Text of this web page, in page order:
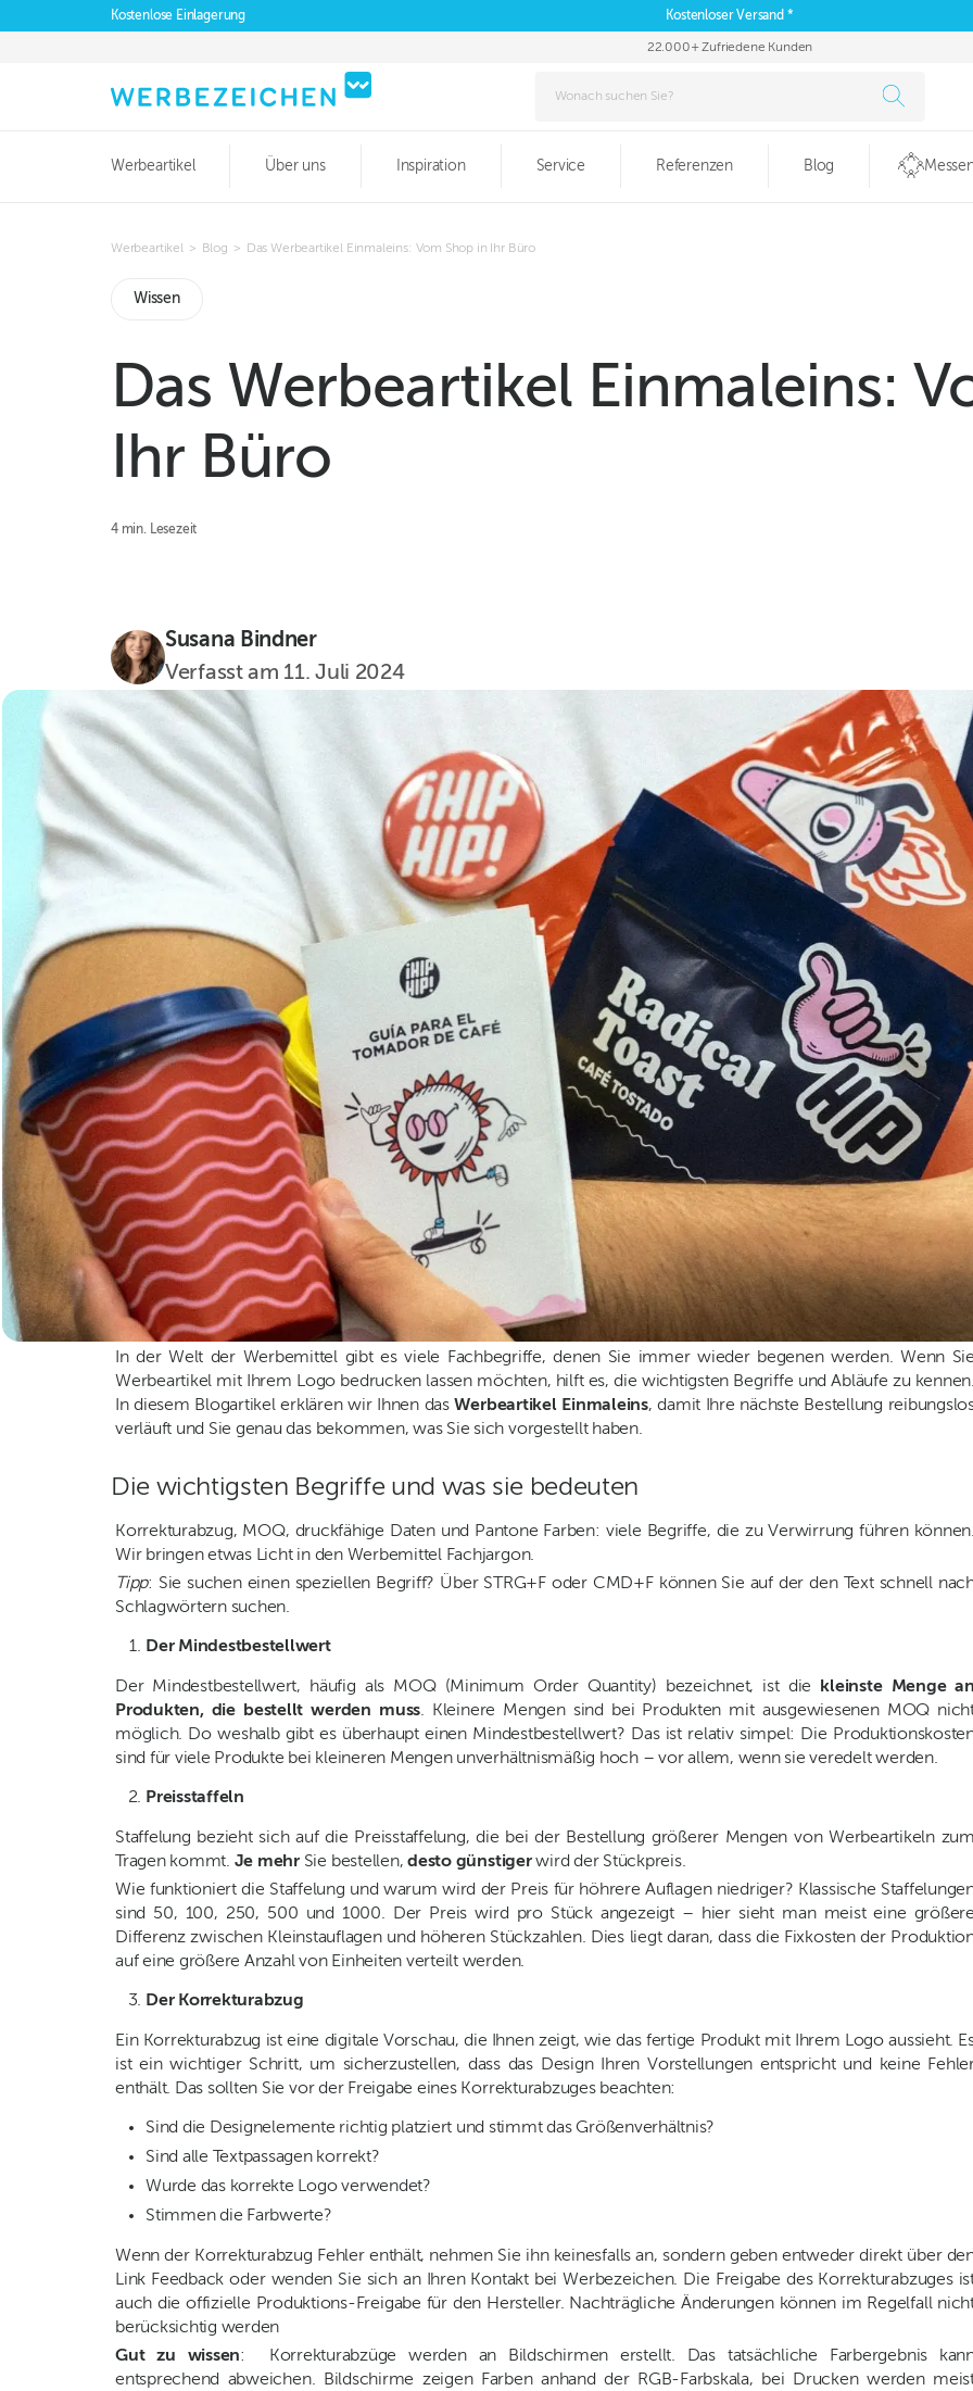
Kostenlose Einlagerung Kostenloser Versand *
22.000+ Zufriedene Kunden
Werbeartikel Über uns Inspiration Service Referenzen Blog
Werbeartikel > Blog > Das Werbeartikel Einmaleins: Vom Shop in Ihr Büro
Wissen
Das Werbeartikel Einmaleins:
Ihr Büro
4 min. Lesezeit
Susana Bindner
Verfasst am 11. Juli 2024
In der Welt der Werbemittel gibt es viele Fachbegriffe, denen Sie immer wieder begenen werden. Wenn Sie
Werbeartikel mit Ihrem Logo bedrucken lassen möchten, hilft es, die wichtigsten Begriffe und Abläufe zu kennen.
In diesem Blogartikel erklären wir Ihnen dasWerbeartikel Einmaleins, damit Ihre nächste Bestellung
verläuft und Sie genau das bekommen, was Sie sich vorgestellt haben.
Die wichtigsten Begriffe und was sie bedeuten
Korrekturabzug, MOQ, druckfähige Daten und Pantone Farben: viele Begriffe, die zu Verwirrung führen können.
Wir bringen etwas Licht in den Werbemittel Fachjargon.
Tipp: Sie suchen einen speziellen Begriff? Über STRG+F oder CMD+F können Sie auf der den Text schnell
Schlagwörtern suchen.
Der Mindestbestellwert
Der Mindestbestellwert, häufig als MOQ (Minimum Order Quantity) bezeichnet, ist die
kleinste Menge an
Produkten, die bestellt werden muss. Kleinere Mengen sind bei Produkten mit ausgewiesenen MOQ
möglich. Do weshalb gibt es überhaupt einen Mindestbestellwert? Das ist relativ simpel: Die
sind für viele Produkte bei kleineren Mengen unverhältnismäßig hoch – vor allem, wenn sie veredelt werden.
Preisstaffeln
Staffelung bezieht sich auf die Preisstaffelung, die bei der Bestellung größerer Mengen von Werbeartikeln zum
Tragen kommt. Je mehrSie bestellen,desto günstigerwird der Stückpreis.
Wie funktioniert die Staffelung und warum wird der Preis für höhrere Auflagen niedriger? Klassische
sind 50, 100, 250, 500 und 1000. Der Preis wird pro Stück angezeigt – hier sieht man meist eine größere
Differenz zwischen Kleinstauflagen und höheren Stückzahlen. Dies liegt daran, dass die Fixkosten der
auf eine größere Anzahl von Einheiten verteilt werden.
Der Korrekturabzug
Ein Korrekturabzug ist eine digitale Vorschau, die Ihnen zeigt, wie das fertige Produkt mit Ihrem Logo aussieht.
ist ein wichtiger Schritt, um sicherzustellen, dass das Design Ihren Vorstellungen entspricht und keine
enthält. Das sollten Sie vor der Freigabe eines Korrekturabzuges beachten:
Sind die Designelemente richtig platziert und stimmt das Größenverhältnis?
Sind alle Textpassagen korrekt?
Wurde das korrekte Logo verwendet?
Stimmen die Farbwerte?
Wenn der Korrekturabzug Fehler enthält, nehmen Sie ihn keinesfalls an, sondern geben entweder direkt über
Link Feedback oder wenden Sie sich an Ihren Kontakt bei Werbezeichen. Die Freigabe des Korrekturabzuges
auch die offizielle Produktions-Freigabe für den Hersteller. Nachträgliche Änderungen können im Regelfall
berücksichtig werden
Gut zu wissen: Korrekturabzüge werden an Bildschirmen erstellt. Das tatsächliche Farbergebnis
entsprechend abweichen. Bildschirme zeigen Farben anhand der RGB-Farbskala, bei Drucken werden